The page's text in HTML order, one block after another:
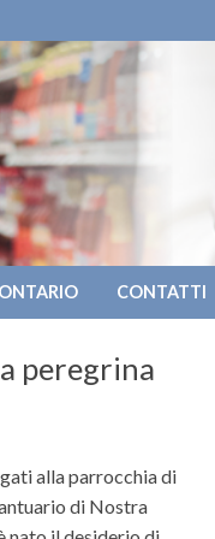
CONTATTI
peregrina
alla parrocchia di
di Nostra